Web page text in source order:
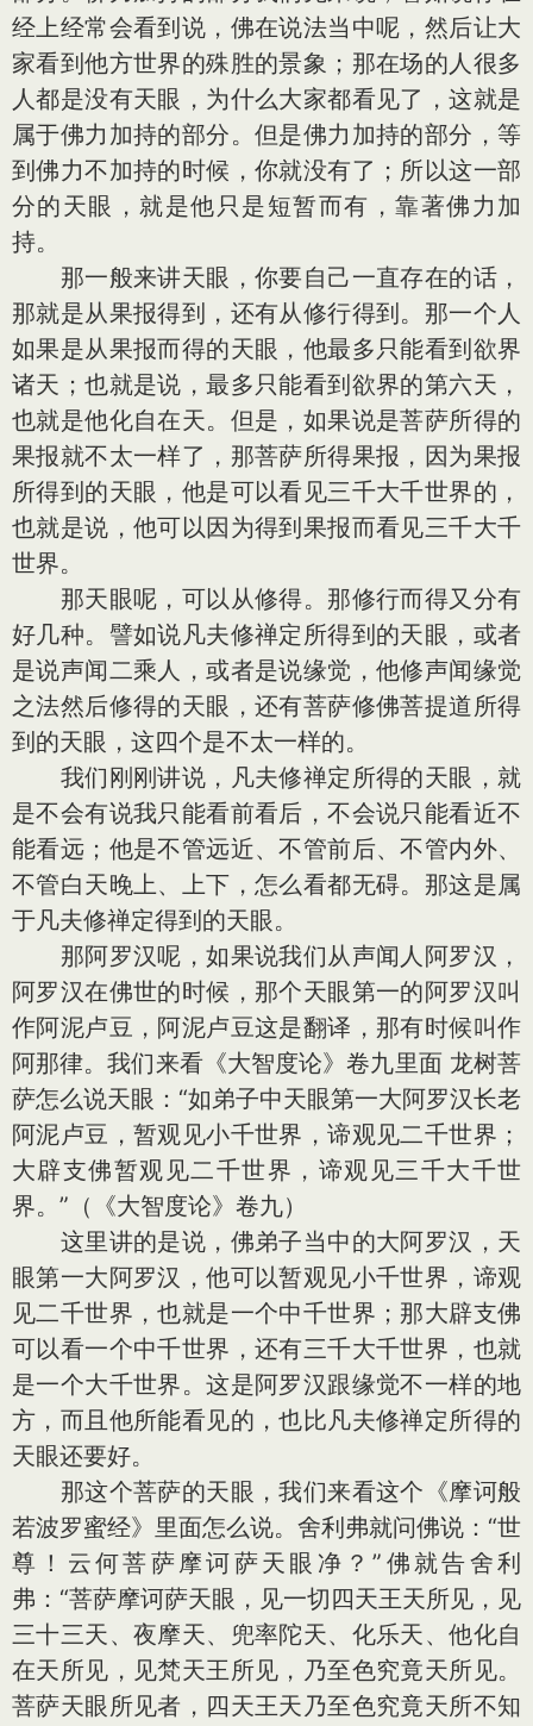
经上经常会看到说，佛在说法当中呢，然后让大
家看到他方世界的殊胜的景象；那在场的人很多
人都是没有天眼，为什么大家都看见了，这就是
属于佛力加持的部分。但是佛力加持的部分，等
到佛力不加持的时候，你就没有了；所以这一部
分的天眼，就是他只是短暂而有，靠著佛力加
持。
那一般来讲天眼，你要自己一直存在的话，
那就是从果报得到，还有从修行得到。那一个人
如果是从果报而得的天眼，他最多只能看到欲界
诸天；也就是说，最多只能看到欲界的第六天，
也就是他化自在天。但是，如果说是菩萨所得的
果报就不太一样了，那菩萨所得果报，因为果报
所得到的天眼，他是可以看见三千大千世界的，
也就是说，他可以因为得到果报而看见三千大千
世界。
那天眼呢，可以从修得。那修行而得又分有
好几种。譬如说凡夫修禅定所得到的天眼，或者
是说声闻二乘人，或者是说缘觉，他修声闻缘觉
之法然后修得的天眼，还有菩萨修佛菩提道所得
到的天眼，这四个是不太一样的。
我们刚刚讲说，凡夫修禅定所得的天眼，就
是不会有说我只能看前看后，不会说只能看近不
能看远；他是不管远近、不管前后、不管内外、
不管白天晚上、上下，怎么看都无碍。那这是属
于凡夫修禅定得到的天眼。
那阿罗汉呢，如果说我们从声闻人阿罗汉，
阿罗汉在佛世的时候，那个天眼第一的阿罗汉叫
作阿泥卢豆，阿泥卢豆这是翻译，那有时候叫作
阿那律。我们来看《大智度论》卷九里面 龙树菩
萨怎么说天眼：“如弟子中天眼第一大阿罗汉长老
阿泥卢豆，暂观见小千世界，谛观见二千世界；
大辟支佛暂观见二千世界，谛观见三千大千世
界。”（《大智度论》卷九）
这里讲的是说，佛弟子当中的大阿罗汉，天
眼第一大阿罗汉，他可以暂观见小千世界，谛观
见二千世界，也就是一个中千世界；那大辟支佛
可以看一个中千世界，还有三千大千世界，也就
是一个大千世界。这是阿罗汉跟缘觉不一样的地
方，而且他所能看见的，也比凡夫修禅定所得的
天眼还要好。
那这个菩萨的天眼，我们来看这个《摩诃般
若波罗蜜经》里面怎么说。舍利弗就问佛说：“世
尊！云何菩萨摩诃萨天眼净？”佛就告舍利
弗：“菩萨摩诃萨天眼，见一切四天王天所见，见
三十三天、夜摩天、兜率陀天、化乐天、他化自
在天所见，见梵天王所见，乃至色究竟天所见。
菩萨天眼所见者，四天王天乃至色究竟天所不知